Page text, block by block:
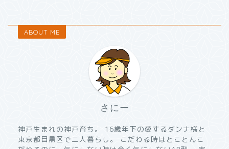
ABOUT ME
さにー
神戸生まれの神戸育ち。 16歳年下の愛するダンナ様と
東京都目黒区で二人暮らし。 こだわる時はとことんこ